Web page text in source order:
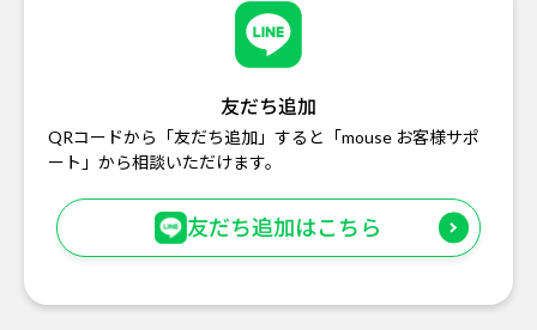
友だち追加
QRコードから「友だち追加」すると「mouse お客様サポ
ート」から相談いただけます。
友だち追加はこちら